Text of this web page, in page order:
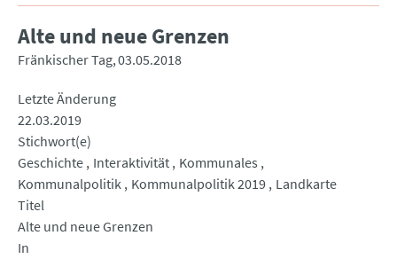
Alte und neue Grenzen
Fränkischer Tag 03.05.2018
Letzte Änderung
22.03.2019
Stichwort(e)
Geschichte Interaktivität Kommunales
Kommunalpolitik Kommunalpolitik 2019 Landkarte
Titel
Alte und neue Grenzen
In